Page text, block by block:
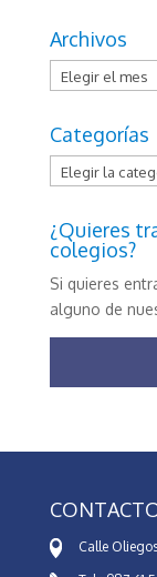
Archivos
Archivos
Categorías
Categorías
¿Quieres
colegios?
Si quieres
alguno de
Calle